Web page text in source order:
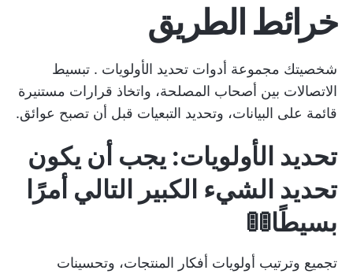
خرائط الطريق
شخصيتك مجموعة أدوات تحديد الأولويات . تبسيط
الاتصالات بين أصحاب المصلحة، واتخاذ قرارات مستنيرة
قائمة على البيانات، وتحديد التبعيات قبل أن تصبح عوائق.
تحديد الأولويات: يجب أن يكون
تحديد الشيء الكبير التالي أمرًا
بسيطًا🚦🚦
تجميع وترتيب أولويات أفكار المنتجات، وتحسينات